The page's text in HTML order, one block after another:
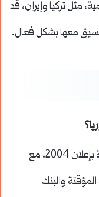
مثل تركيا وإيران، قد
معها بشكل فعال.
تم رفع العقوبات المالية المرتبطة بإعلان 2004، مع
والبنك